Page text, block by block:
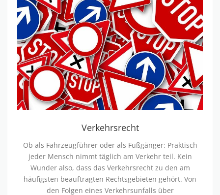
e
r
k
e
h
r
s
r
h
t
Verkehrsrecht
Ob als Fahrzeugführer oder als Fußgänger: Praktisch
jeder Mensch nimmt täglich am Verkehr teil. Kein
Wunder also, dass das Verkehrsrecht zu den am
häufigsten beauftragten Rechtsgebieten gehört. Von
den Folgen eines Verkehrsunfalls über